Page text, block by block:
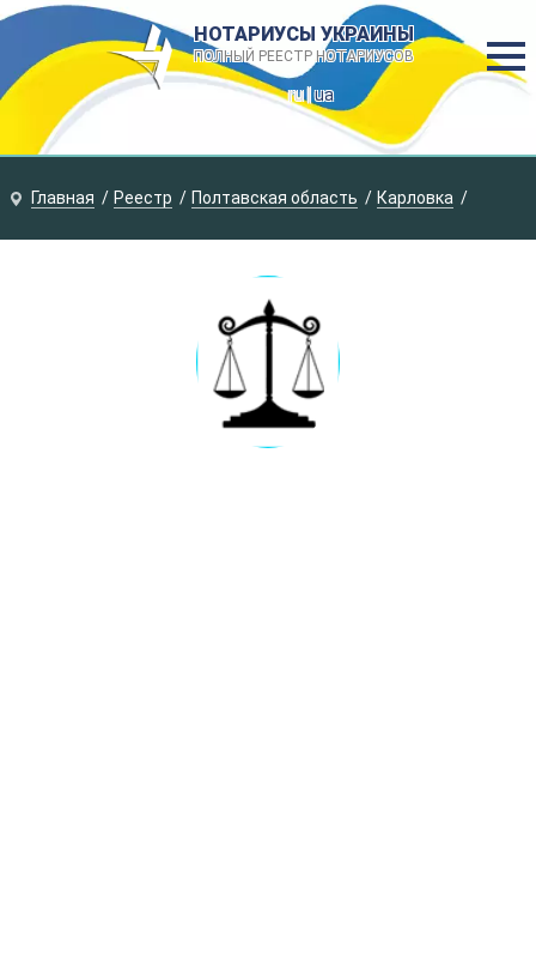
НОТАРИУСЫ УКРАИНЫ
ПОЛНЫЙ РЕЕСТР НОТАРИУСОВ
ru |ua
Главная Реестр Полтавская область Карловка